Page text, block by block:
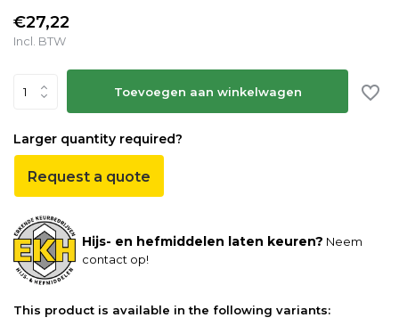
€27,22
Incl. BTW
Toevoegen aan winkelwagen
Larger quantity required?
Request a quote
Hijs- en hefmiddelen laten keuren? Neem
contact op!
This product is available in the following variants: